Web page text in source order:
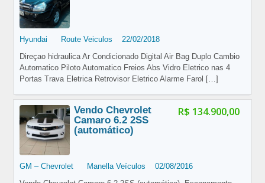
Hyundai Route Veiculos
22/02/2018
Direçao hidraulica Ar Condicionado Digital Air Bag Duplo Cambio
Automatico Piloto Automatico Freios Abs Vidro Eletrico nas 4
Portas Trava Eletrica Retrovisor Eletrico Alarme Farol […]
R$ 134.900,00
Vendo Chevrolet
Camaro 6.2 2SS
(automático)
GM – Chevrolet Manella Veículos
02/08/2016